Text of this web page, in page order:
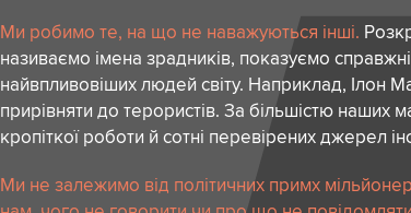
Ми робимо те, на що не наважуються інші.
називаємо імена зрадників, показуємо
найвпливовіших людей світу. Наприклад, Ілон
прирівняти до терористів. За більшістю наших
кропіткої роботи й сотні перевірених джерел
Ми не залежимо від політичних примх